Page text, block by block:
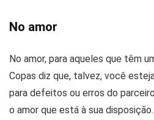
No amor
No amor, para aqueles que têm
Copas diz que, talvez, você
para defeitos ou erros do
o amor que está à sua